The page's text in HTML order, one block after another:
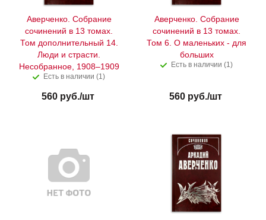
Аверченко. Собрание
сочинений в 13 томах.
Том дополнительный 14.
Люди и страсти.
Несобранное, 1908–1909
Есть в наличии (1)
560руб./шт
Аверченко. Собрание
сочинений в 13 томах.
Том 6. О маленьких - для
больших
Есть в наличии (1)
560руб./шт